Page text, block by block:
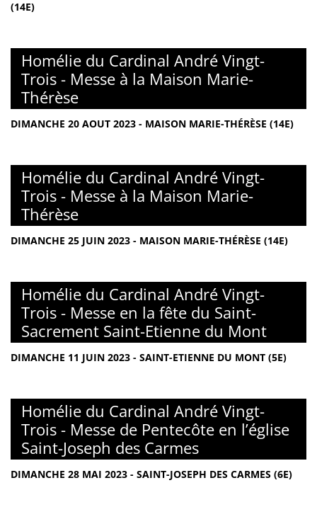
(14E)
Homélie du Cardinal André Vingt-
Trois - Messe à la Maison Marie-
Thérèse
DIMANCHE 20 AOUT 2023 - MAISON MARIE-THÉRÈSE (14E)
Homélie du Cardinal André Vingt-
Trois - Messe à la Maison Marie-
Thérèse
DIMANCHE 25 JUIN 2023 - MAISON MARIE-THÉRÈSE (14E)
Homélie du Cardinal André Vingt-
Trois - Messe en la fête du Saint-
Sacrement Saint-Etienne du Mont
DIMANCHE 11 JUIN 2023 - SAINT-ETIENNE DU MONT (5E)
Homélie du Cardinal André Vingt-
Trois - Messe de Pentecôte en l’église
Saint-Joseph des Carmes
DIMANCHE 28 MAI 2023 - SAINT-JOSEPH DES CARMES (6E)